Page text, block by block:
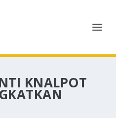
KNALPOT